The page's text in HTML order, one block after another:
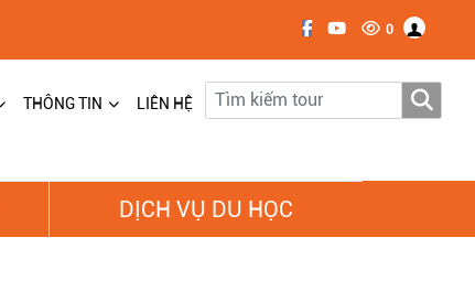
0
THÔNG TIN LIÊN HỆ
DỊCH VỤ DU HỌC